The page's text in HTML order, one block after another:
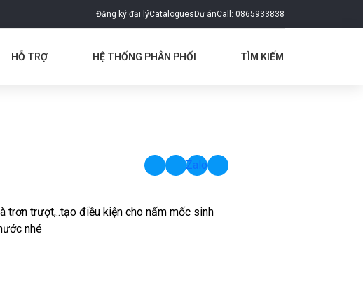
Đăng ký đại lýCatalogues Dự ánCall: 0865933838
HỖ TRỢ HỆ THỐNG PHÂN PHỐI TÌM KIẾM
Zalo
trơn trượt,..tạo điều kiện cho nấm mốc sinh
nhé